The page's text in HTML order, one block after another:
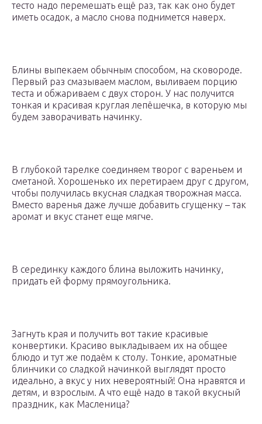
тесто надо перемешать ещё раз, так как оно будет
иметь осадок, а масло снова поднимется наверх.
Блины выпекаем обычным способом, на сковороде.
Первый раз смазываем маслом, выливаем порцию
теста и обжариваем с двух сторон. У нас получится
тонкая и красивая круглая лепёшечка, в которую мы
будем заворачивать начинку.
В глубокой тарелке соединяем творог с вареньем и
сметаной. Хорошенько их перетираем друг с другом,
чтобы получилась вкусная сладкая творожная масса.
Вместо варенья даже лучше добавить сгущенку – так
аромат и вкус станет еще мягче.
В серединку каждого блина выложить начинку,
придать ей форму прямоугольника.
Загнуть края и получить вот такие красивые
конвертики. Красиво выкладываем их на общее
блюдо и тут же подаём к столу. Тонкие, ароматные
блинчики со сладкой начинкой выглядят просто
идеально, а вкус у них невероятный! Она нравятся и
детям, и взрослым. А что ещё надо в такой вкусный
праздник, как Масленица?